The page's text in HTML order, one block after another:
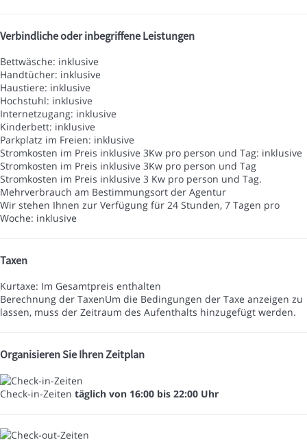
Verbindliche oder inbegriffene Leistungen
Bettwäsche: inklusive
Handtücher: inklusive
Haustiere: inklusive
Hochstuhl: inklusive
Internetzugang: inklusive
Kinderbett: inklusive
Parkplatz im Freien: inklusive
Stromkosten im Preis inklusive 3Kw pro person und Tag: inklusive
Stromkosten im Preis inklusive 3Kw pro person und Tag
Stromkosten im Preis inklusive 3 Kw pro person und Tag.
Mehrverbrauch am Bestimmungsort der Agentur
Wir stehen Ihnen zur Verfügung für 24 Stunden, 7 Tagen pro
Woche: inklusive
Taxen
Kurtaxe: Im Gesamtpreis enthalten
Berechnung der TaxenUm die Bedingungen der Taxe anzeigen zu
lassen, muss der Zeitraum des Aufenthalts hinzugefügt werden.
Organisieren Sie Ihren Zeitplan
Check-in-Zeiten täglich von 16:00 bis 22:00 Uhr